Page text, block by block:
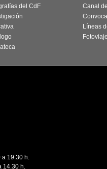
del CdF
Canal
Líneas
a 19.30 h.
14.30 h.